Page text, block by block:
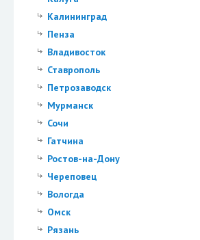
Калининград
Пенза
Владивосток
Ставрополь
Петрозаводск
Мурманск
Сочи
Гатчина
Ростов-на-Дону
Череповец
Вологда
Омск
Рязань